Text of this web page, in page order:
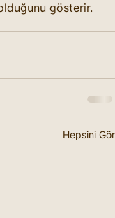
gösterir.
Hepsini Gör